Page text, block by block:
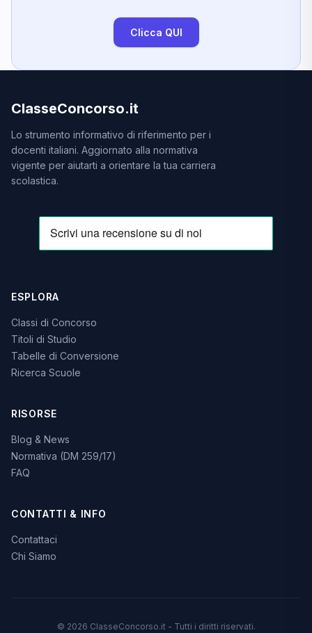
Clicca QUI
ClasseConcorso.it
Lo strumento informativo di riferimento per i
docenti italiani. Aggiornato alla normativa
vigente per aiutarti a orientare la tua carriera
scolastica.
ESPLORA
Classi di Concorso
Titoli di Studio
Tabelle di Conversione
Ricerca Scuole
RISORSE
Blog & News
Normativa (DM 259/17)
FAQ
CONTATTI & INFO
Contattaci
Chi Siamo
© 2026 ClasseConcorso.it - Tutti i diritti riservati.